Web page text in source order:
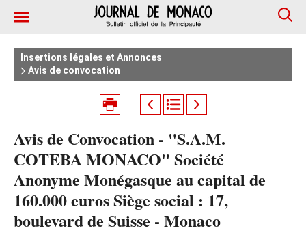
Insertions légales et Annonces
Avis de convocation
Avis de Convocation - "S.A.M.
COTEBA MONACO" Société
Anonyme Monégasque au capital de
160.000 euros Siège social : 17,
boulevard de Suisse - Monaco